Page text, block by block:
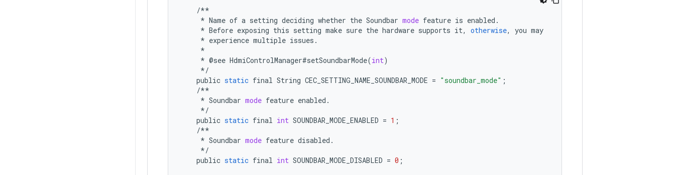
/**
* Name of a setting deciding whether the Soundbar mode feature is enabled .
* Before exposing this setting make sure the hardware supports it, otherwise, you may
* experience multiple issues .
*
* @see HdmiControlManager#setSoundbarMode(int)
*/
public static final String CEC_SETTING_NAME_SOUNDBAR_MODE = "soundbar_mode" ;
/**
* Soundbar mode feature enabled .
*/
public static final int SOUNDBAR_MODE_ENABLED = 1 ;
/**
* Soundbar mode feature disabled .
*/
public static final int SOUNDBAR_MODE_DISABLED = 0 ;